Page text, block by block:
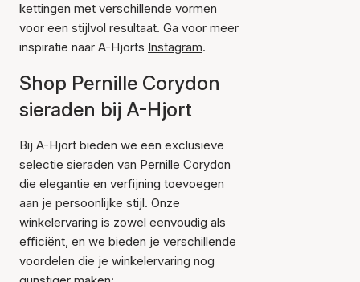
kettingen met verschillende vormen
voor een stijlvol resultaat. Ga voor meer
inspiratie naar A-Hjorts Instagram.
Shop Pernille Corydon
sieraden bij A-Hjort
Bij A-Hjort bieden we een exclusieve
selectie sieraden van Pernille Corydon
die elegantie en verfijning toevoegen
aan je persoonlijke stijl. Onze
winkelervaring is zowel eenvoudig als
efficiënt, en we bieden je verschillende
voordelen die je winkelervaring nog